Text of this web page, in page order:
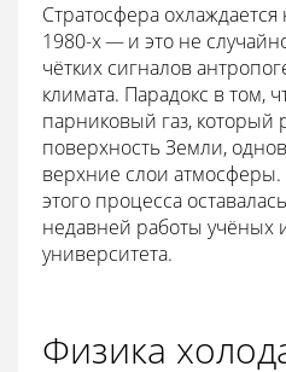
Стратосфера охлаждается
1980-х — и это не
чётких сигналов
климата. Парадокс в том,
парниковый газ, который
поверхность Земли,
верхние слои
этого процесса
недавней работы учёных
университета.
Физика